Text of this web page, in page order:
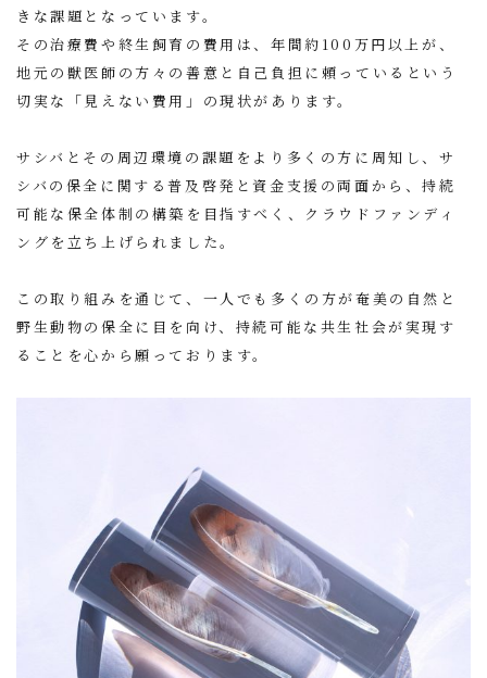
きな課題となっています。
その治療費や終生飼育の費用は、年間約100万円以上が、
地元の獣医師の方々の善意と自己負担に頼っているという
切実な「見えない費用」の現状があります。
サシバとその周辺環境の課題をより多くの方に周知し、サ
シバの保全に関する普及啓発と資金支援の両面から、持続
可能な保全体制の構築を目指すべく、クラウドファンディ
ングを立ち上げられました。
この取り組みを通じて、一人でも多くの方が奄美の自然と
野生動物の保全に目を向け、持続可能な共生社会が実現す
ることを心から願っております。